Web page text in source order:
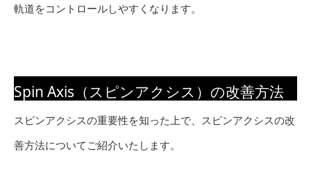
軌道をコントロールしやすくなります。
Spin Axis（スピンアクシス）の改善方法
スピンアクシスの重要性を知った上で、スピンアクシスの改
善方法についてご紹介いたします。